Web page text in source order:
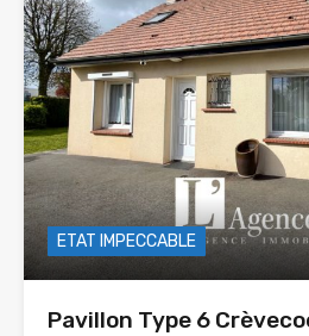
ETAT IMPECCABLE
Pavillon Type 6